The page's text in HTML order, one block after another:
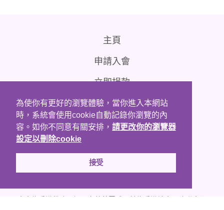
為使你有更好的瀏覽體驗，當你進入本網站
時，系統會使用cookie自動記錄你瀏覽的內
容。如你不同意有關安排， 請更改你的瀏覽器
設定以刪除cookie
接受
主頁
申請入會
立即捐款
聯絡我們
免責條款